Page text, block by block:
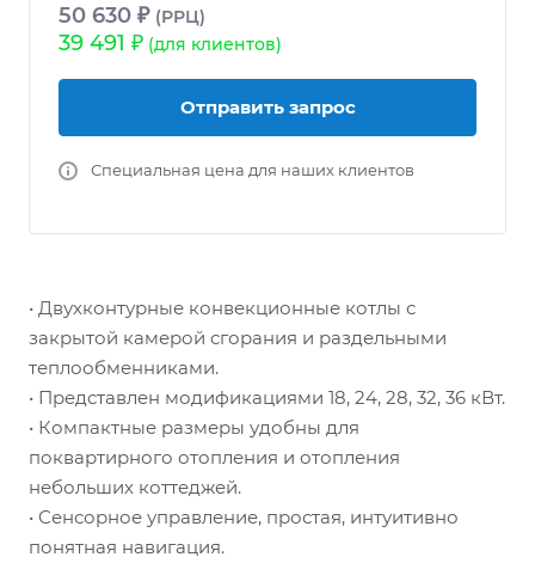
50 630 ₽ (РРЦ)
39 491 ₽ (для клиентов)
Отправить запрос
Специальная цена для наших клиентов
• Двухконтурные конвекционные котлы с
закрытой камерой сгорания и раздельными
теплообменниками.
• Представлен модификациями 18, 24, 28, 32, 36 кВт.
• Компактные размеры удобны для
поквартирного отопления и отопления
небольших коттеджей.
• Сенсорное управление, простая, интуитивно
понятная навигация.